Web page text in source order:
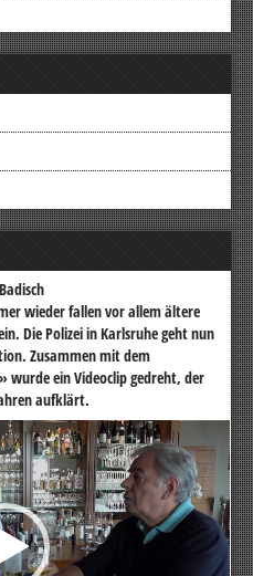
wieder fallen vor allem ältere
Die Polizei in Karlsruhe geht nun
Zusammen mit dem
ein Videoclip gedreht, der
aufklärt.